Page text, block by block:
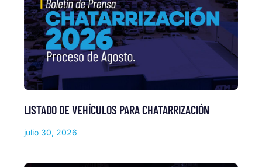
LISTADO DE VEHÍCULOS PARA CHATARRIZACIÓN
julio 30, 2026